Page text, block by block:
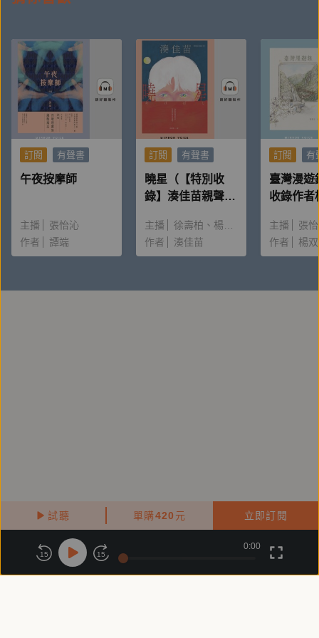
試聽 單購420 元 立即訂閱
天，才終於相遇；有如在這個亂世裡，人生只能有這一
了就死了吧。那是近於一起赴死的愛戀。
【作者簡介】
楊渡
詩人、作家。喜歡旅行、閱讀、電影和足球。最喜歡的
地方，是新疆和阿爾卑斯山。最喜歡的電影是《直到世
秀峰傳》、《簡吉：台灣農民運動史詩》、《帶著小提
琴的革命家—簡吉和台灣農民運動》；長篇紀實文學
《水田裡的媽媽》；短篇小說集《九天九夜》；戲劇研
究《日據時期台灣新劇運動》以及歷史紀實《有溫度的
訂閱 有聲書
午夜按摩師
主播
張怡沁
作者
譚端
訂閱 有聲書
曉星（【特別收
錄】湊佳苗親聲朗
主播 徐壽柏
楊雅淳
作者
湊佳苗
訂閱 有
臺灣漫遊
收錄作者
主播
張
作者
楊
關於鏡好聽
商務合作 付費條款 會員條款
15 15
0:00